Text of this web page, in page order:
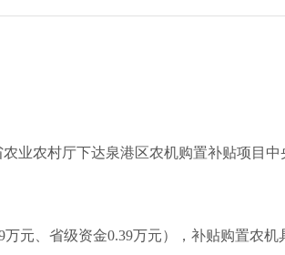
业农村厅下达泉港区农机购置补贴项目中
元、省级资金0.39万元），补贴购置农